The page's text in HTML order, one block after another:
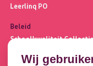
Leerlinq PO
Beleid
Schoolkwaliteit
Privacybasis
Wij